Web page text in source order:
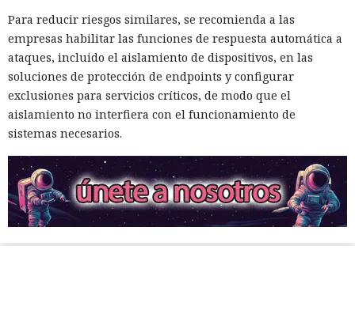
Para reducir riesgos similares, se recomienda a las
empresas habilitar las funciones de respuesta automática a
ataques, incluido el aislamiento de dispositivos, en las
soluciones de protección de endpoints y configurar
exclusiones para servicios críticos, de modo que el
aislamiento no interfiera con el funcionamiento de
sistemas necesarios.